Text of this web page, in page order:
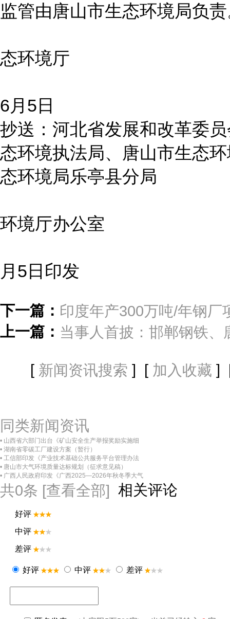
监管由唐山市生态环境局负
态环境厅
6月5日
抄送：河北省发展和改革委
态环境执法局、唐山市生态
态环境局乐亭县分局
环境厅办公室
月5日印发
下一篇： 印度年产300万吨/年钢厂
上一篇： 当事人首披：邯郸钢铁
[ 新闻资讯搜索 ] [ 加入收藏 ]
同类新闻资讯
• 山西省六部门出台《矿山安全生产举报奖励实施细
• 湖南省零碳工厂建设方案（暂行）
• 工信部印发《产业技术基础公共服务平台管理办法
• 唐山市大气环境质量达标规划（征求意见稿）
• 广西人民政府印发《广西2025—2026年秋冬季大气
共0条 [查看全部] 相关评论